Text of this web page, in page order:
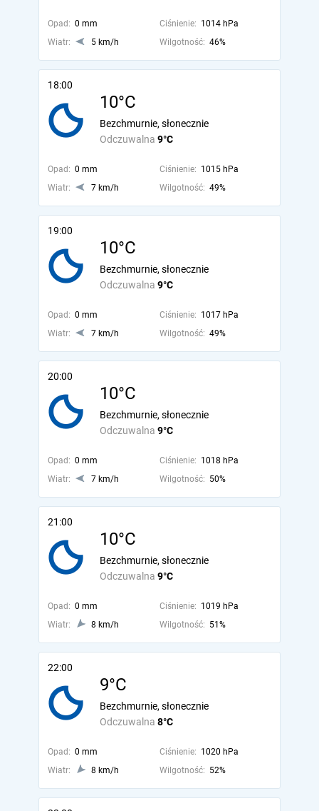
Opad: 0 mm Ciśnienie: 1014 hPa
Wiatr:
5 km/h Wilgotność: 46%
18:00
10°C
Odczuwalna 9°C
Bezchmurnie, słonecznie
Opad: 0 mm Ciśnienie: 1015 hPa
Wiatr:
7 km/h Wilgotność: 49%
19:00
10°C
Odczuwalna 9°C
Bezchmurnie, słonecznie
Opad: 0 mm Ciśnienie: 1017 hPa
Wiatr:
7 km/h Wilgotność: 49%
20:00
10°C
Odczuwalna 9°C
Bezchmurnie, słonecznie
Opad: 0 mm Ciśnienie: 1018 hPa
Wiatr:
7 km/h Wilgotność: 50%
21:00
10°C
Odczuwalna 9°C
Bezchmurnie, słonecznie
Opad: 0 mm Ciśnienie: 1019 hPa
Wiatr:
8 km/h Wilgotność: 51%
22:00
9°C
Odczuwalna 8°C
Bezchmurnie, słonecznie
Opad: 0 mm Ciśnienie: 1020 hPa
Wiatr:
8 km/h Wilgotność: 52%